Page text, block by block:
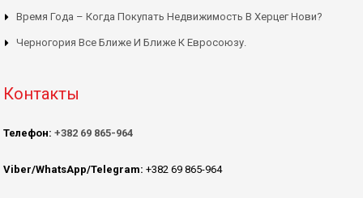
Время Года – Когда Покупать Недвижимость В Херцег Нови?
Черногория Все Ближе И Ближе К Евросоюзу.
Контакты
Телефон: +382 69 865-964
Viber/WhatsApp/Telegram: +382 69 865-964